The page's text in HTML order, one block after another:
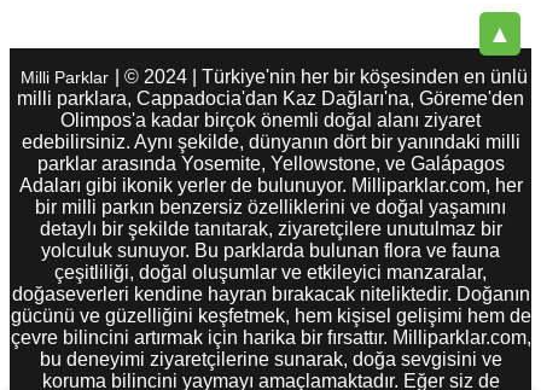
▲
Milli Parklar | © 2024 | Türkiye'nin her bir köşesinden en ünlü
milli parklara, Cappadocia'dan Kaz Dağları'na, Göreme'den
Olimpos'a kadar birçok önemli doğal alanı ziyaret
edebilirsiniz. Aynı şekilde, dünyanın dört bir yanındaki milli
parklar arasında Yosemite, Yellowstone, ve Galápagos
Adaları gibi ikonik yerler de bulunuyor. Milliparklar.com, her
bir milli parkın benzersiz özelliklerini ve doğal yaşamını
detaylı bir şekilde tanıtarak, ziyaretçilere unutulmaz bir
yolculuk sunuyor. Bu parklarda bulunan flora ve fauna
çeşitliliği, doğal oluşumlar ve etkileyici manzaralar,
doğaseverleri kendine hayran bırakacak niteliktedir. Doğanın
gücünü ve güzelliğini keşfetmek, hem kişisel gelişimi hem de
çevre bilincini artırmak için harika bir fırsattır. Milliparklar.com,
bu deneyimi ziyaretçilerine sunarak, doğa sevgisini ve
koruma bilincini yaymayı amaçlamaktadır. Eğer siz de